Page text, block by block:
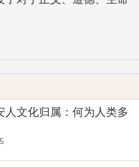
人文化归属：何为人类多